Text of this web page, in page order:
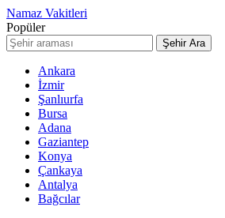
Namaz Vakitleri
Popüler
Şehir Ara
Ankara
İzmir
Şanlıurfa
Bursa
Adana
Gaziantep
Konya
Çankaya
Antalya
Bağcılar